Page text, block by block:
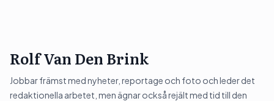
Rolf Van Den Brink
Jobbar främst med nyheter, reportage och foto och leder det
redaktionella arbetet, men ägnar också rejält med tid till den